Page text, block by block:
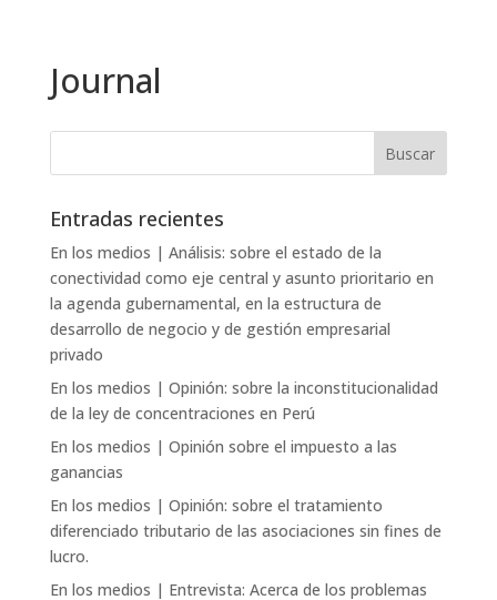
Journal
Entradas recientes
En los medios | Análisis: sobre el estado de la
conectividad como eje central y asunto prioritario en
la agenda gubernamental, en la estructura de
desarrollo de negocio y de gestión empresarial
privado
En los medios | Opinión: sobre la inconstitucionalidad
de la ley de concentraciones en Perú
En los medios | Opinión sobre el impuesto a las
ganancias
En los medios | Opinión: sobre el tratamiento
diferenciado tributario de las asociaciones sin fines de
lucro.
En los medios | Entrevista: Acerca de los problemas